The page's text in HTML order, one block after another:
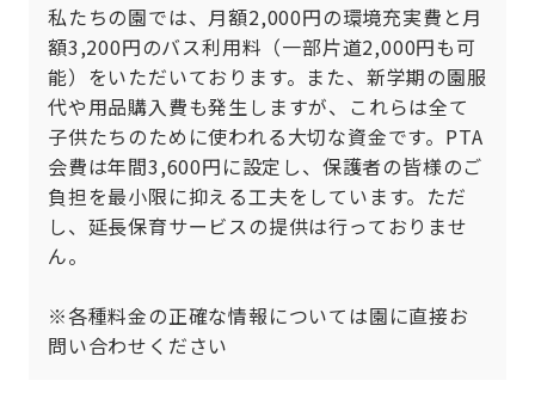
私たちの園では、月額2,000円の環境充実費と月
額3,200円のバス利用料（一部片道2,000円も可
能）をいただいております。また、新学期の園服
代や用品購入費も発生しますが、これらは全て
子供たちのために使われる大切な資金です。PTA
会費は年間3,600円に設定し、保護者の皆様のご
負担を最小限に抑える工夫をしています。ただ
し、延長保育サービスの提供は行っておりませ
ん。
※各種料金の正確な情報については園に直接お
問い合わせください